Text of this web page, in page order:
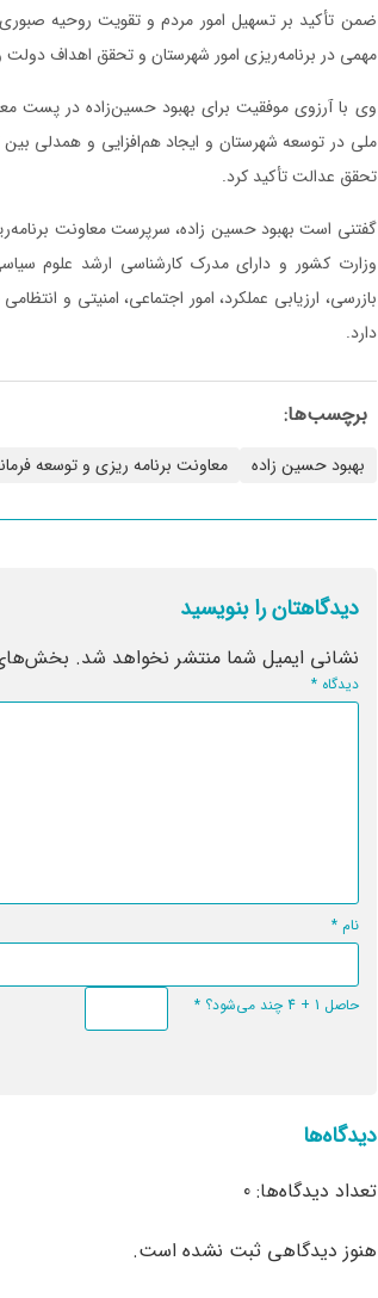
ضمن تأکید بر تسهیل امور مردم و تقویت روحیه
مهمی در برنامه‌ریزی امور شهرستان و تحقق اهداف دولت
وی با آرزوی موفقیت برای بهبود حسین‌زاده در پست
ملی در توسعه شهرستان و ایجاد هم‌افزایی و همدلی
تحقق عدالت تأکید کرد.
گفتنی است بهبود حسین زاده، سرپرست معاونت
وزارت کشور و دارای مدرک کارشناسی ارشد علوم
بازرسی، ارزیابی عملکرد، امور اجتماعی، امنیتی و
دارد.
برچسب‌ها:
بهبود حسین زاده معاونت برنامه ریزی و توسعه
دیدگاهتان را بنویسید
نشانی ایمیل شما منتشر نخواهد شد. بخش‌های
دیدگاه*
نام*
حاصل 1 + 4 چند می‌شود؟ *
دیدگاه‌ها
تعداد دیدگاه‌ها: 0
هنوز دیدگاهی ثبت نشده است.